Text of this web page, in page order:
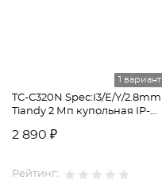
1 вариант
TC-C320N Spec:I3/E/Y/2.8mm
Tiandy 2 Мп купольная IP-
2 890 ₽
Рейтинг: